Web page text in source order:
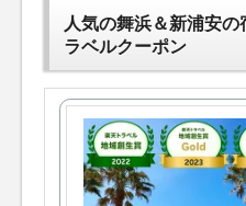
人気の舞浜＆新浦安
ラベルクーポン